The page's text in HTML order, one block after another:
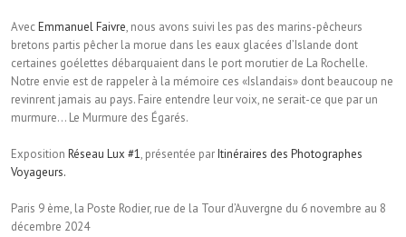
AvecEmmanuel Faivre, nous avons suivi les pas des marins-pêcheurs
bretons partis pêcher la morue dans les eaux glacées d’Islande dont
certaines goélettes débarquaient dans le port morutier de La Rochelle.
Notre envie est de rappeler à la mémoire ces «Islandais» dont beaucoup ne
revinrent jamais au pays. Faire entendre leur voix, ne serait-ce que par un
murmure… Le Murmure des Égarés.
Exposition Réseau Lux #1, présentée parItinéraires des Photographes
Voyageurs.
Paris 9 ème, la Poste Rodier, rue de la Tour d’Auvergne du 6 novembre au 8
décembre 2024